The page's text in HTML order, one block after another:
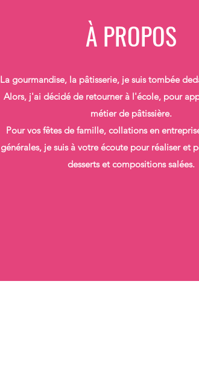
À PROPOS
La gourmandise, la pâtisserie, je suis tombée
Alors, j'ai décidé de retourner à l'école, pour
métier de pâtissière.
Pour vos fêtes de famille, collations en
générales, je suis à votre écoute pour réaliser et
desserts et compositions salées.